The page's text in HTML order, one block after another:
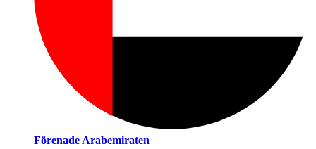
Förenade Arabemiraten​​